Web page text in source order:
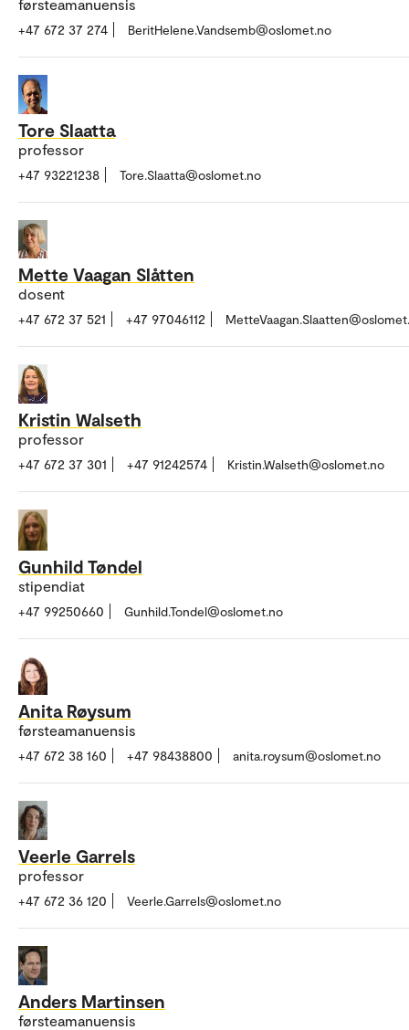
førsteamanuensis
+47 672 37 274 BeritHelene.Vandsemb@oslomet.no
Tore Slaatta
professor
+47 93221238 Tore.Slaatta@oslomet.no
Mette Vaagan Slåtten
dosent
+47 672 37 521 +47 97046112
Kristin Walseth
professor
+47 672 37 301 +47 91242574 Kristin.Walseth@oslomet.no
Gunhild Tøndel
stipendiat
+47 99250660 Gunhild.Tondel@oslomet.no
Anita Røysum
førsteamanuensis
+47 672 38 160 +47 98438800 anita.roysum@oslomet.no
Veerle Garrels
professor
+47 672 36 120 Veerle.Garrels@oslomet.no
Anders Martinsen
førsteamanuensis